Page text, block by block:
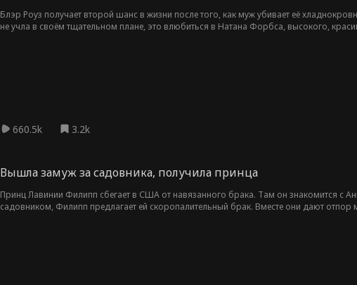
Блэр Роуз получает второй шанс в жизни после того, как муж убивает её
не учла в своём тщательном плане, это влюбиться в Натана Форбса, высокого,
660.5k 3.2k
Вышла замуж за садовника, получила принца
Принц Лавинии Филипп сбегает в США от навязанного брака. Там он знакомится с
садовником, Филипп предлагает ей скоропалительный брак. Вместе они дают